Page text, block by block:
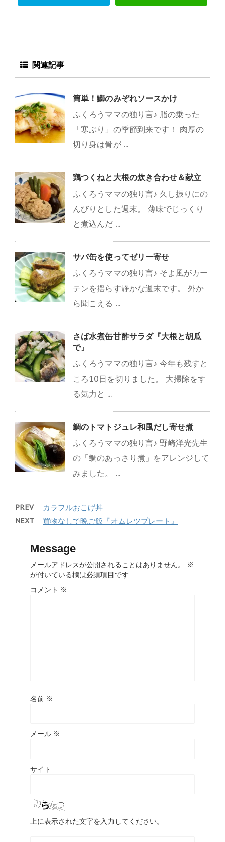
関連記事
簡単！鰤のみぞれソースかけ
ふくろうママの独り言♪ 脂の乗った
「寒ぶり」の季節到来です！ 肉厚の
切り身は骨が ...
鶏つくねと大根の炊き合わせ＆献立
ふくろうママの独り言♪ 久し振りにの
んびりとした週末。 薄味でじっくり
と煮込んだ ...
サバ缶を使ってゼリー寄せ
ふくろうママの独り言♪ そよ風がカー
テンを揺らす静かな週末です。 外か
ら聞こえる ...
さば水煮缶甘酢サラダ『大根と胡瓜
で』
ふくろうママの独り言♪ 今年も残すと
ころ10日を切りました。 大掃除をす
る気力と ...
鯛のトマトジュレ和風だし寄せ煮
ふくろうママの独り言♪ 野崎洋光先生
の「鯛のあっさり煮」をアレンジして
みました。 ...
PREV カラフルおこげ丼
NEXT 買物なしで晩ご飯『オムレツプレート』
Message
メールアドレスが公開されることはありません。
※
が付いている欄は必須項目です
コメント ※
名前 ※
メール ※
サイト
上に表示された文字を入力してください。